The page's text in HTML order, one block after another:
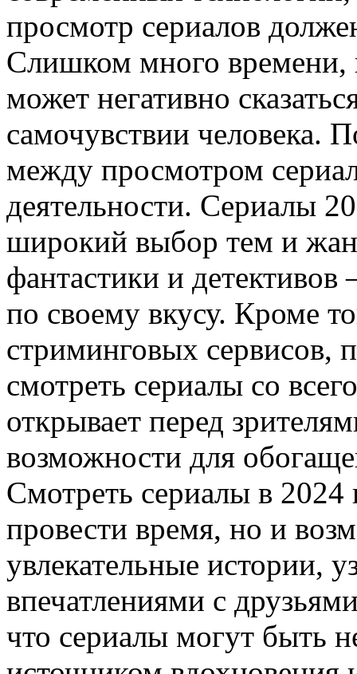
просмотр сериалов
Слишком много времени,
может негативно
самочувствии человека.
между просмотром
деятельности. Сериалы
широкий выбор тем и
фантастики и
по своему вкусу. Кроме
стриминговых сервисов,
смотреть сериалы со
открывает перед
возможности для
Смотреть сериалы в
провести время, но и
увлекательные истории,
впечатлениями с
что сериалы могут быть